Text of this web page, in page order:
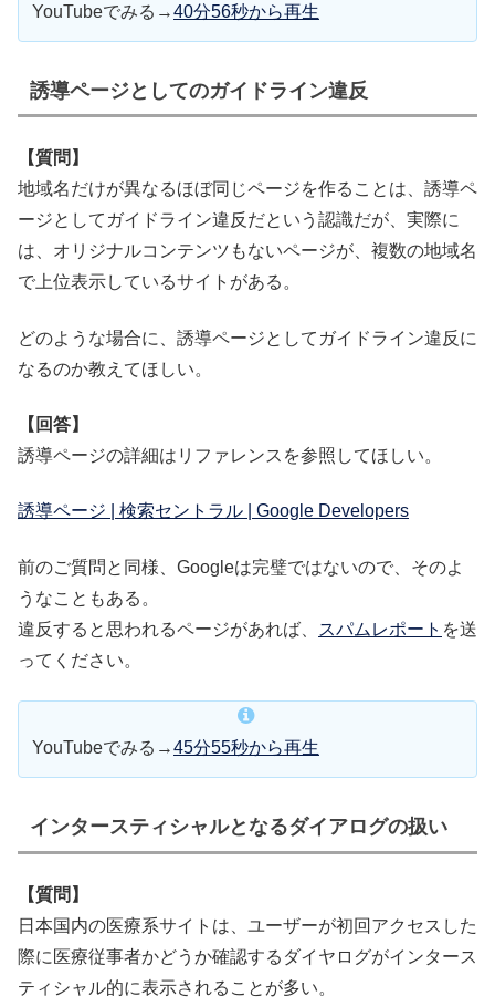
YouTubeでみる→40分56秒から再生
誘導ページとしてのガイドライン違反
【質問】
地域名だけが異なるほぼ同じページを作ることは、誘導ペ
ージとしてガイドライン違反だという認識だが、実際に
は、オリジナルコンテンツもないページが、複数の地域名
で上位表示しているサイトがある。
どのような場合に、誘導ページとしてガイドライン違反に
なるのか教えてほしい。
【回答】
誘導ページの詳細はリファレンスを参照してほしい。
誘導ページ | 検索セントラル | Google Developers
前のご質問と同様、Googleは完璧ではないので、そのよ
うなこともある。
違反すると思われるページがあれば、
スパムレポート を送
ってください。
YouTubeでみる→45分55秒から再生
インタースティシャルとなるダイアログの扱い
【質問】
日本国内の医療系サイトは、ユーザーが初回アクセスした
際に医療従事者かどうか確認するダイヤログがインタース
ティシャル的に表示されることが多い。